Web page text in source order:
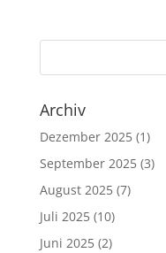
Archiv
Dezember 2025(1)
September 2025(3)
August 2025(7)
Juli 2025(10)
Juni 2025(2)